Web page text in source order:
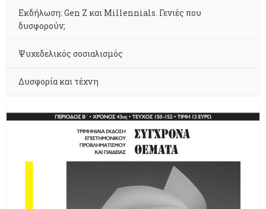
Εκδήλωση: Gen Z και Millennials. Γενιές που
δυσφορούν;
Ψυχεδελικός σοσιαλισμός
Δυσφορία και τέχνη